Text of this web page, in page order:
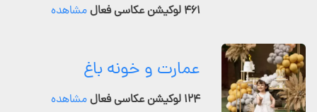
۴۶۱ لوکیشن عکاسی فعال مشاهده
عمارت و خونه باغ
۱۲۴ لوکیشن عکاسی فعال مشاهده